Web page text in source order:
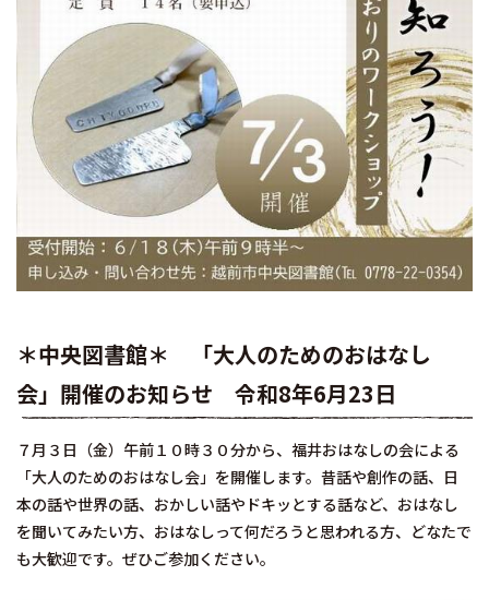
＊中央図書館＊ 「大人のためのおはなし
会」開催のお知らせ 令和8年6月23日
７月３日（金）午前１０時３０分から、福井おはなしの会による
「大人のためのおはなし会」を開催します。昔話や創作の話、日
本の話や世界の話、おかしい話やドキッとする話など、おはなし
を聞いてみたい方、おはなしって何だろうと思われる方、どなたで
も大歓迎です。ぜひご参加ください。